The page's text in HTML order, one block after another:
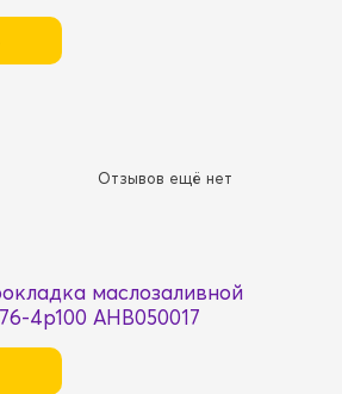
Отзывов ещё нет
маслозаливной
4p100 AHB050017